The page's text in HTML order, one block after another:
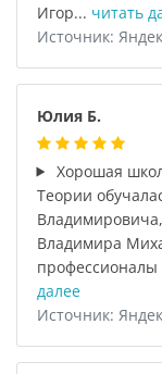
Игор... читать
Источник:
Юлия Б.
Хорошая
Теории
Владимира
далее
Источник: